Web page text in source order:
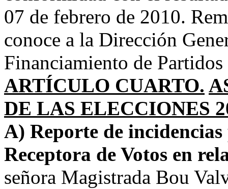
07 de febrero de 2010.
conoce a la Dirección
Financiamiento de
ARTÍCULO CUARTO.
DE LAS ELECCIONES
A) Reporte de
Receptora de Votos en
señora Magistrada Bou